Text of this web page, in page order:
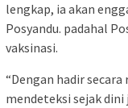
lengkap, ia akan
Posyandu. padahal
vaksinasi.
“Dengan hadir
mendeteksi sejak